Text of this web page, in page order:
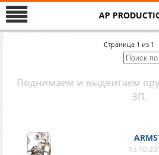
AP
Страница 1 из 1
Поднимаем и выдвигаем
ЗП.